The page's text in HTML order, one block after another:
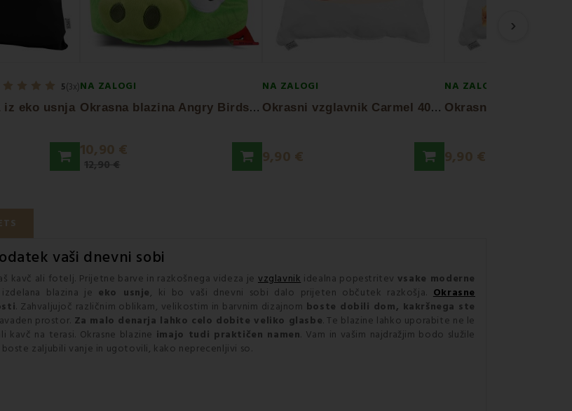
5(3x)
iz eko usnja
NA ZALOGI
O
krasna blazina Angry Birds zelena
10,90 €
12,90 €
NA ZALOGI
O
krasni vzglavnik Carmel 40x40 cm EMI
9,90 €
NA ZALOGI
9,90 €
›
vaši dnevni sobi
kavč ali fotelj. Prijetne barve in razkošnega videza je vzglavnik idealna popestritev vsake moderne
blazina je eko usnje, ki bo vaši dnevni sobi dalo prijeten občutek razkošja. Okrasne
. Zahvaljujoč različnim oblikam, velikostim in barvnim dizajnom boste dobili dom, kakršnega ste
prostor. Za malo denarja lahko celo dobite veliko glasbe. Te blazine lahko uporabite ne le
kavč na terasi. Okrasne blazine imajo tudi praktičen namen. Vam in vašim najdražjim bodo služile
zaljubili vanje in ugotovili, kako neprecenljivi so.